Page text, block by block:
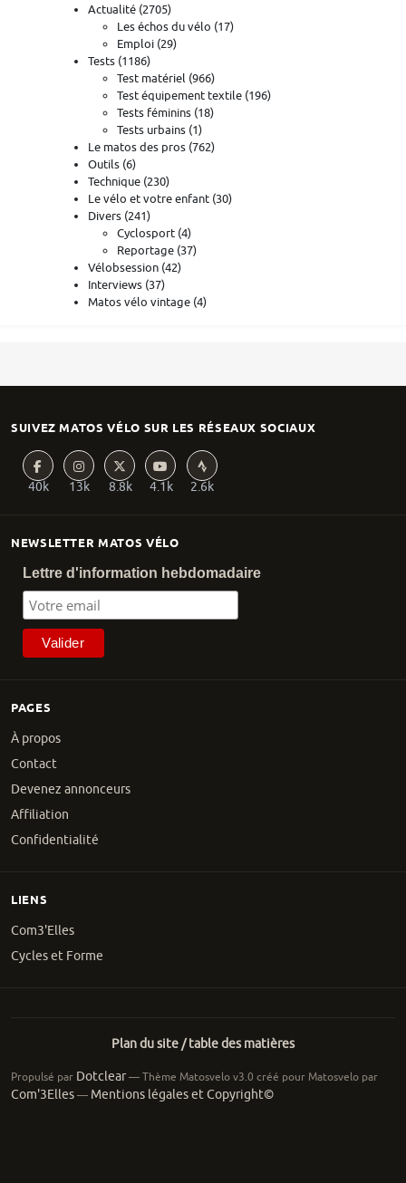
Actualité (2705)
Les échos du vélo (17)
Emploi (29)
Tests (1186)
Test matériel (966)
Test équipement textile (196)
Tests féminins (18)
Tests urbains (1)
Le matos des pros (762)
Outils (6)
Technique (230)
Le vélo et votre enfant (30)
Divers (241)
Cyclosport (4)
Reportage (37)
Vélobsession (42)
Interviews (37)
Matos vélo vintage (4)
PAGES
À propos
Contact
Devenez annonceurs
Affiliation
Confidentialité
NEWSLETTER MATOS VÉLO
Lettre d'information hebdomadaire
SUIVEZ MATOS VÉLO SUR LES RÉSEAUX SOCIAUX
40k 13k 8.8k 4.1k 2.6k
LIENS
Com3'Elles
Cycles et Forme
Plan du site / table des matières
Propulsé par Dotclear— Thème Matosvelo v3.0 créé pour Matosvelo par
Com'3Elles— Mentions légales et Copyright©